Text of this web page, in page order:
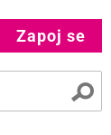
Zapoj se